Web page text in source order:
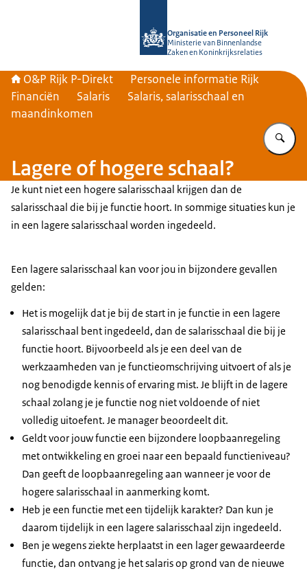
Organisatie en Personeel Rijk
Ministerie van Binnenlandse
Zaken en Koninkrijksrelaties
O&P Rijk P-Direkt
Personele informatie Rijk
Financiën
Salaris
Salaris, salarisschaal en
maandinkomen
Lagere of hogere schaal?
Je kunt niet een hogere salarisschaal krijgen dan de
salarisschaal die bij je functie hoort. In sommige situaties kun je
in een lagere salarisschaal worden ingedeeld.
Een lagere salarisschaal kan voor jou in bijzondere gevallen
gelden:
Het is mogelijk dat je bij de start in je functie in een lagere
salarisschaal bent ingedeeld, dan de salarisschaal die bij je
functie hoort. Bijvoorbeeld als je een deel van de
werkzaamheden van je functieomschrijving uitvoert of als je
nog benodigde kennis of ervaring mist. Je blijft in de lagere
schaal zolang je je functie nog niet voldoende of niet
volledig uitoefent. Je manager beoordeelt dit.
Geldt voor jouw functie een bijzondere loopbaanregeling
met ontwikkeling en groei naar een bepaald functieniveau?
Dan geeft de loopbaanregeling aan wanneer je voor de
hogere salarisschaal in aanmerking komt.
Heb je een functie met een tijdelijk karakter? Dan kun je
daarom tijdelijk in een lagere salarisschaal zijn ingedeeld.
Ben je wegens ziekte herplaatst in een lager gewaardeerde
functie, dan ontvang je het salaris op grond van de nieuwe